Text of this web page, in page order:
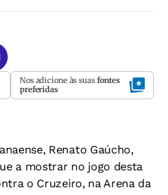
Nos adicione às suas fontes
preferidas
Renato Gaúcho,
a mostrar no jogo desta
o Cruzeiro, na Arena da